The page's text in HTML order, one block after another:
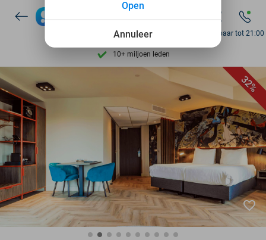
7 dagen per week beschikbaar
10+ miljoen leden
9,4 op basis van
Ontdek 15.000+ deals
7 dagen per week beschikbaar
10+ miljoen leden
Bereikbaar tot 21:00
32%
favorite_border
Annuleer
Open